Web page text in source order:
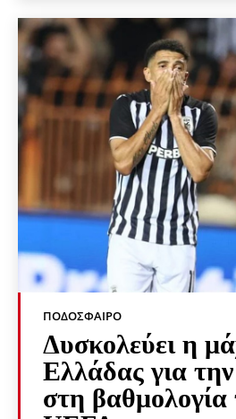
ΠΟΔΌΣΦΑΙΡΟ
Δυσκολεύει η
Ελλάδας για
στη βαθμολογία